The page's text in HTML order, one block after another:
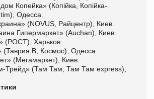
Копейка» (Копійка, Копійка-
Одесса.
(NOVUS, Райцентр), Киев.
Гипермаркет» (Auchan), Киев.
(РОСТ), Харьков.
В, Космос), Одесса.
(Мегамаркет), Киев.
Трейд» (Там Там, Там Там express),